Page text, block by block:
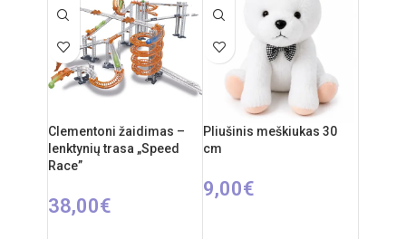
27 cm
Rekomenduojamas amžius:
nuo 3 metų
Elementai: 3 x AA
(nepridedamos)
Clementoni žaidimas –
lenktynių trasa „Speed
Race”
38,00€
Pliušinis meškiukas 30
cm
9,00€